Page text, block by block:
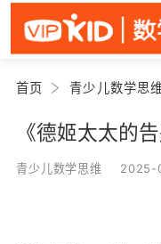
首页 青少儿数学思
《德姬太太的
青少儿数学思维 2025-